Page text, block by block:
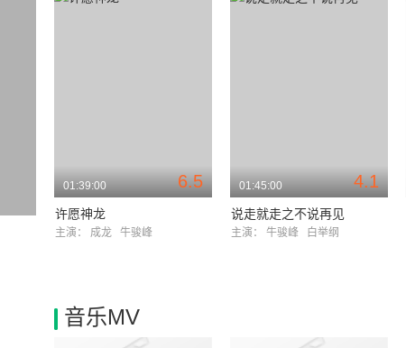
6.5
01:39:00
许愿神龙
主演： 成龙 牛骏峰
4.1
01:45:00
说走就走之不说再见
主演： 牛骏峰 白举纲
音乐MV